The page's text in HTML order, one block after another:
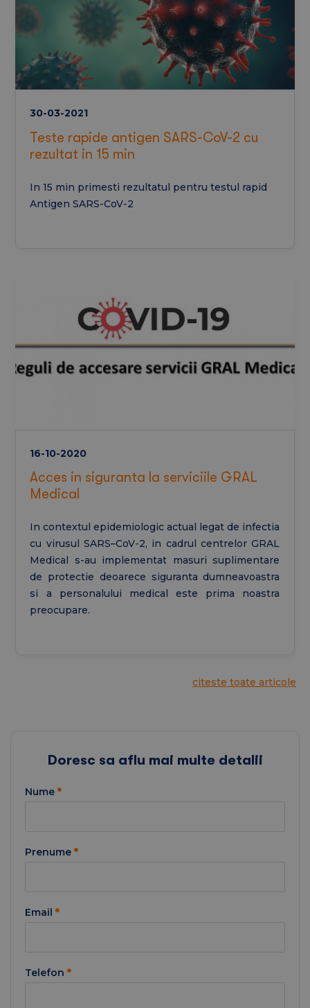
30-03-2021
Teste rapide antigen SARS-CoV-2 cu
rezultat in 15 min
In 15 min primesti rezultatul pentru testul rapid
Antigen SARS-CoV-2
16-10-2020
Acces in siguranta la serviciile GRAL
Medical
In contextul epidemiologic actual legat de infectia
cu virusul SARS–CoV-2, in cadrul centrelor GRAL
Medical s-au implementat masuri suplimentare
de protectie deoarece siguranta dumneavoastra
si a personalului medical este prima noastra
preocupare.
citeste toate articole
Doresc sa aflu mai multe detalii
Nume *
Prenume *
Email *
Telefon *